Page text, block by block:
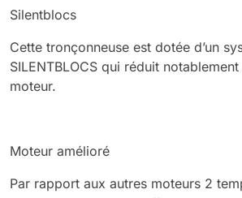
Silentblocs
Cette tronçonneuse est dotée d’un
SILENTBLOCS qui réduit
moteur.
Moteur amélioré
Par rapport aux autres moteurs 2